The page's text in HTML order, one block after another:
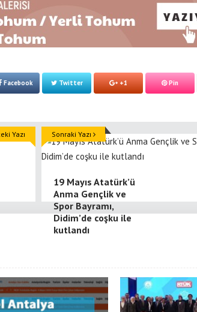
Facebook Twitter +1 Pin
Yazı
19 Mayıs Atatürk’ü
Anma Gençlik ve
Spor Bayramı,
Didim’de coşku ile
kutlandı
Sonraki Yazı